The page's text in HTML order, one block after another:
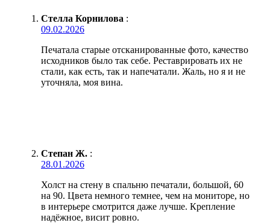
Стелла Корнилова :
09.02.2026
Печатала старые отсканированные фото, качество
исходников было так себе. Реставрировать их не
стали, как есть, так и напечатали. Жаль, но я и не
уточняла, моя вина.
Степан Ж. :
28.01.2026
Холст на стену в спальню печатали, большой, 60
на 90. Цвета немного темнее, чем на мониторе, но
в интерьере смотрится даже лучше. Крепление
надёжное, висит ровно.